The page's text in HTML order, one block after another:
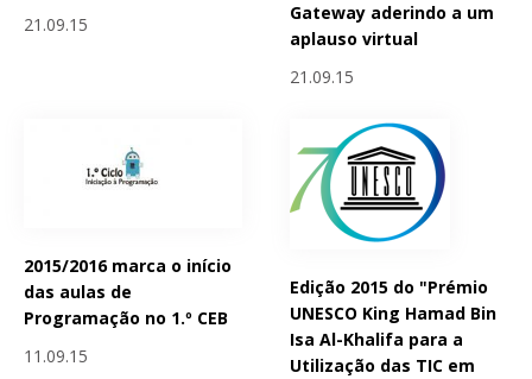
21.09.15
Gateway aderindo a um
aplauso virtual
21.09.15
2015/2016 marca o início
das aulas de
Programação no 1.º CEB
11.09.15
Edição 2015 do "Prémio
UNESCO King Hamad Bin
Isa Al-Khalifa para a
Utilização das TIC em